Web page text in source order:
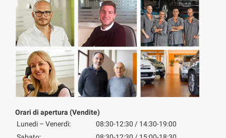
Orari di apertura (Vendite)
Lunedi – Venerdì:
08:30-12:30 / 14:30-19:00